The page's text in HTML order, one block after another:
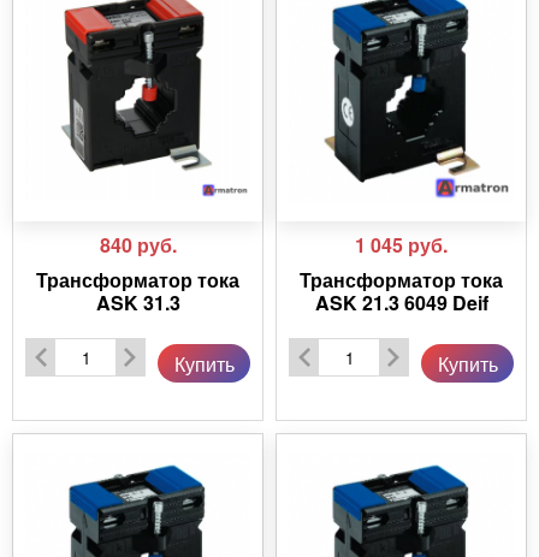
840 руб.
Трансформатор тока
ASK 31.3
Купить
1 045 руб.
Трансформатор тока
ASK 21.3 6049 Deif
Купить